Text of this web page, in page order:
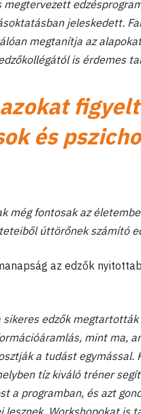
jeleskedett.
megtanítja az
is érdemes
és
még fontosak az
úttörőnek számító
az edzők
edzők
mint ma,
a tudást egymással.
tíz kiváló tréner
a programban, és azt